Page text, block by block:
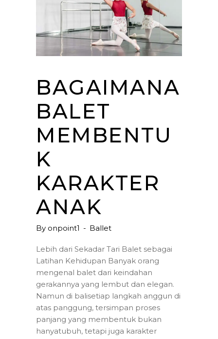
BAGAIMANA
BALET
MEMBENTU
K
KARAKTER
ANAK
By onpoint1 Ballet
Lebih dari Sekadar Tari Balet sebagai
Latihan Kehidupan Banyak orang
mengenal balet dari keindahan
gerakannya yang lembut dan elegan.
Namun di balisetiap langkah anggun di
atas panggung, tersimpan proses
panjang yang membentuk bukan
hanyatubuh, tetapi juga karakter